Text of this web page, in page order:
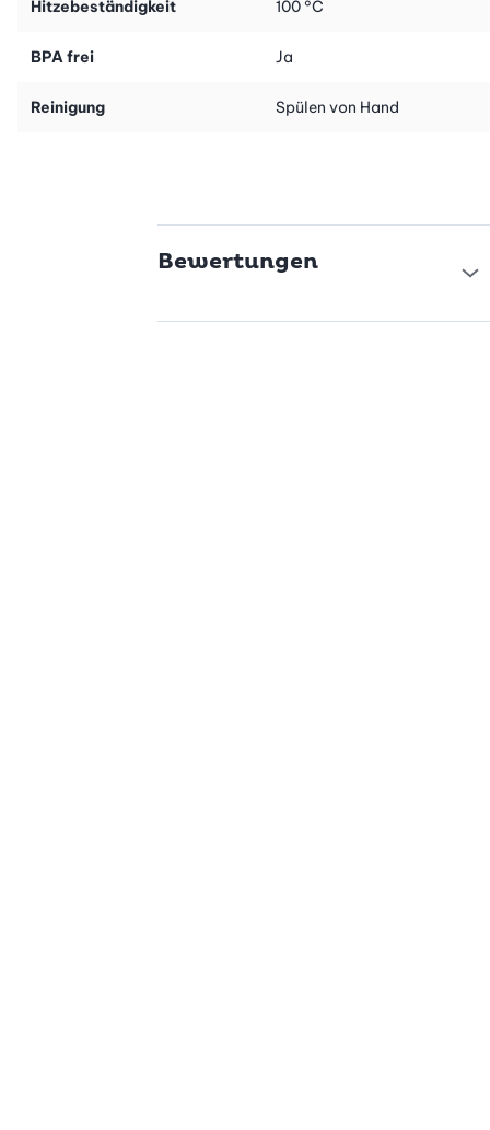
Hitzebeständigkeit 100 °C
BPA frei Ja
Reinigung Spülen von Hand
Bewertungen